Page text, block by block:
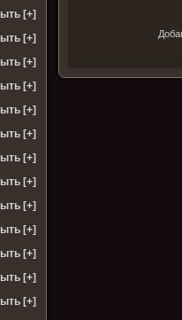
[+]
[+]
[+]
[+]
[+]
[+]
[+]
[+]
[+]
[+]
[+]
[+]
[+]